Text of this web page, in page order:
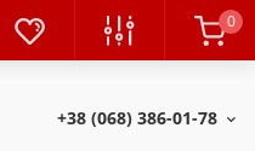
0
+38 (068) 386-01-78